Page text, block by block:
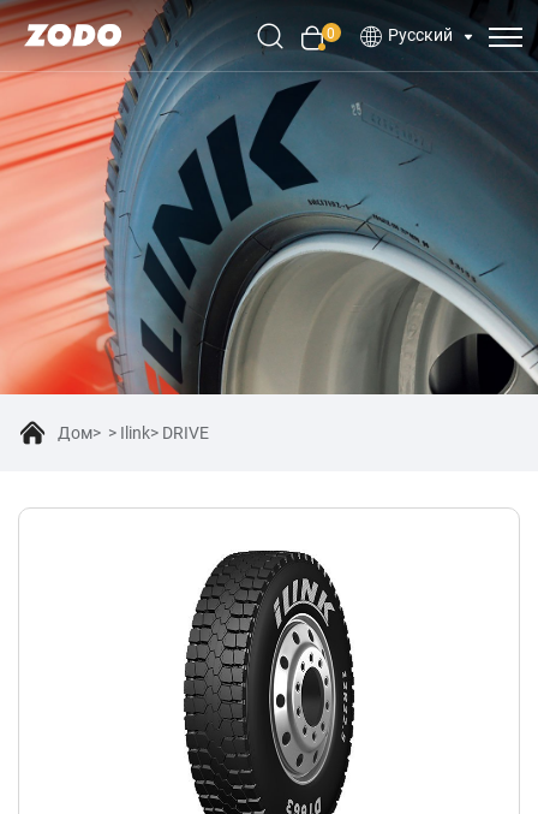
0 Русский
Дом Ilink DRIVE